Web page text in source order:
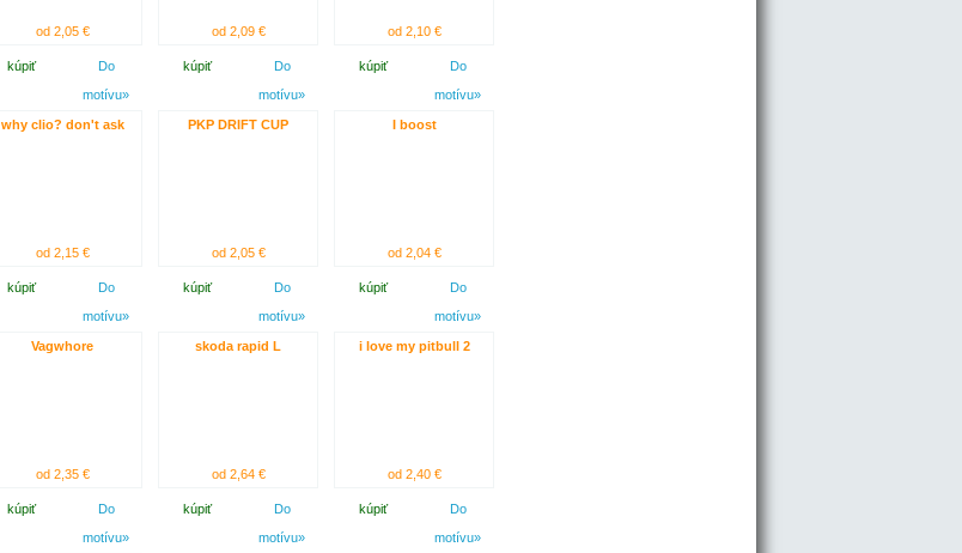
od 2,05 €
kúpiť
Do
motívu»
od 2,09 €
kúpiť
Do
motívu»
od 2,10 €
kúpiť
Do
motívu»
why clio? don't ask
od 2,15 €
kúpiť
Do
motívu»
PKP DRIFT CUP
od 2,05 €
kúpiť
Do
motívu»
I boost
od 2,04 €
kúpiť
Do
motívu»
Vagwhore
od 2,35 €
kúpiť
Do
motívu»
skoda rapid L
od 2,64 €
kúpiť
Do
motívu»
i love my pitbull 2
od 2,40 €
kúpiť
Do
motívu»